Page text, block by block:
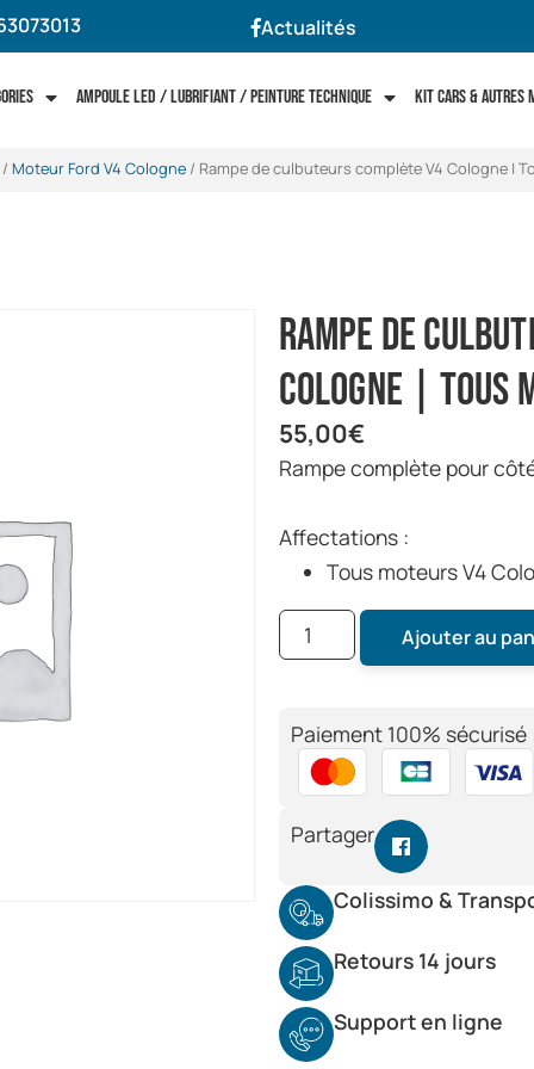
Actualités
Ampoule LED / Lubrifiant / Peinture technique Kit cars & autres
/ Moteur Ford V4 Cologne / Rampe de culbuteurs complète V4 Cologne |
Rampe de
Cologne | Tous
55,00€
Rampe complète pour
Affectations :
Tous moteurs V4
Ajouter au
Paiement 100% sécurisé
Partager
Colissimo &
Retours 14 jours
Support en ligne